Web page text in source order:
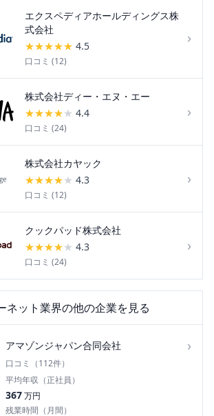
エクスペディアホールディングス株
式会社
★★★★★ 4.5
口コミ (12)
›
株式会社ディー・エヌ・エー
★★★★★ 4.4
口コミ (24)
›
株式会社カヤック
★★★★★ 4.3
口コミ (12)
›
クックパッド株式会社
★★★★★ 4.3
口コミ (24)
›
ネット業界の他の企業を見る
アマゾンジャパン合同会社 ›
口コミ（112件）
平均年収（正社員）
367万円
残業時間（月間）